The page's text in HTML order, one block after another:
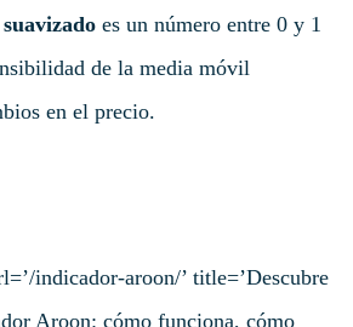
es un número entre 0 y 1
de la media móvil
en el precio.
indicador-aroon/’ title=’Descubre
Aroon: cómo funciona, cómo